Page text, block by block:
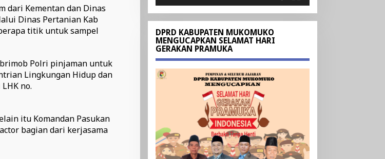
dari Kementan dan Dinas
Dinas Pertanian Kab
titik untuk sampel
Polri pinjaman untuk
Lingkungan Hidup dan
no.
itu Komandan Pasukan
bagian dari kerjasama
DPRD KABUPATEN MUKOMUKO
MENGUCAPKAN SELAMAT HARI
GERAKAN PRAMUKA